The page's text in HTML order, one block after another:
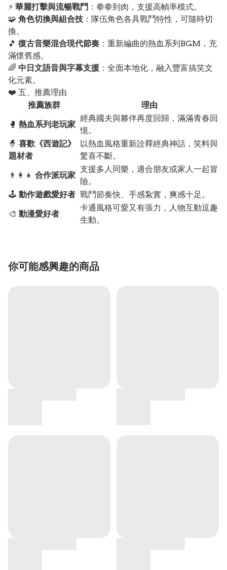
⚡ 華麗打擊與流暢戰鬥 ：拳拳到肉，支援高幀率模式。
🧩 角色切換與組合技 ：隊伍角色各具戰鬥特性，可隨時切
換。
🎵 復古音樂混合現代節奏 ：重新編曲的熱血系列BGM，充
滿懷舊感。
🌈 中日文語音與字幕支援 ：全面本地化，融入豐富搞笑文
化元素。
❤️ 五、推薦理由
推薦族群
理由
🥊 熱血系列老玩家
經典國夫與夥伴再度回歸，滿滿青春回
憶。
🧙 喜歡《西遊記》
題材者
以熱血風格重新詮釋經典神話，笑料與
驚喜不斷。
👨‍👩‍👧 合作派玩家
支援多人同樂，適合朋友或家人一起冒
險。
🕹️ 動作遊戲愛好者 戰鬥節奏快、手感紮實，爽感十足。
🎨 動漫愛好者
卡通風格可愛又有張力，人物互動逗趣
生動。
你可能感興趣的商品